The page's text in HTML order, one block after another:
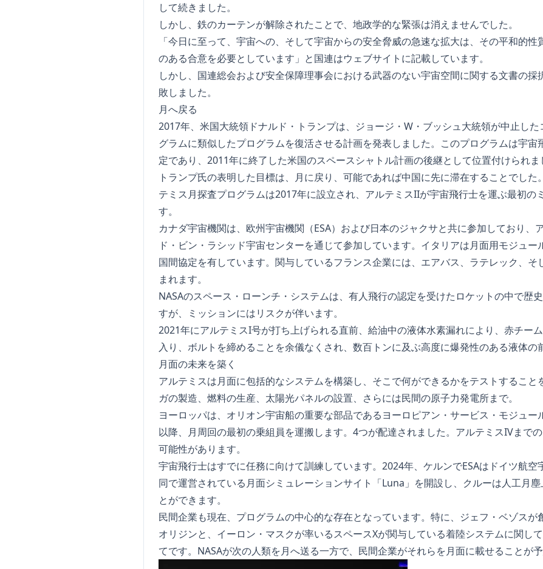
して続きました。
しかし、鉄のカーテンが解除されたことで、地政学的な緊張は消えませんでした。
「今日に至って、宇宙への、そして宇宙からの安全脅威の急速な拡大は、その平和的性
のある合意を必要としています」と国連はウェブサイトに記載しています。
しかし、国連総会および安全保障理事会における武器のない宇宙空間に関する文書の採
敗しました。
月へ戻る
2017年、米国大統領ドナルド・トランプは、ジョージ・W・ブッシュ大統領が中止した
グラムに類似したプログラムを復活させる計画を発表しました。このプログラムは宇宙
定であり、2011年に終了した米国のスペースシャトル計画の後継として位置付けられま
トランプ氏の表明した目標は、月に戻り、可能であれば中国に先に滞在することでし
テミス月探査プログラムは2017年に設立され、アルテミスIIが宇宙飛行士を運ぶ最初の
す。
カナダ宇宙機関は、欧州宇宙機関（ESA）および日本のジャクサと共に参加しており、
ド・ビン・ラシッド宇宙センターを通じて参加しています。イタリアは月面用モジュー
国間協定を有しています。関与しているフランス企業には、エアバス、ラテレック、そ
まれます。
NASAのスペース・ローンチ・システムは、有人飛行の認定を受けたロケットの中で歴
すが、ミッションにはリスクが伴います。
2021年にアルテミスI号が打ち上げられる直前、給油中の液体水素漏れにより、赤チー
入り、ボルトを締めることを余儀なくされ、数百トンに及ぶ高度に爆発性のある液体の
月面の未来を築く
アルテミスは月面に包括的なシステムを構築し、そこで何ができるかをテストするこ
ガの製造、燃料の生産、太陽光パネルの設置、さらには民間の原子力発電所まで。
ヨーロッパは、オリオン宇宙船の重要な部品であるヨーロピアン・サービス・モジュ
以降、月周回の最初の乗組員を運搬します。4つが配達されました。アルテミスIVまで
可能性があります。
宇宙飛行士はすでに任務に向けて訓練しています。2024年、ケルンでESAはドイツ航空
同で運営されている月面シミュレーションサイト「Luna」を開設し、クルーは人工月
とができます。
民間企業も現在、プログラムの中心的な存在となっています。特に、ジェフ・ベゾスが
オリジンと、イーロン・マスクが率いるスペースXが関与している着陸システムに関し
てです。NASAが次の人類を月へ送る一方で、民間企業がそれらを月面に載せることが予